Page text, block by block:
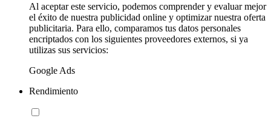
Al aceptar este servicio, podemos comprender y evaluar mejor
el éxito de nuestra publicidad online y optimizar nuestra oferta
publicitaria. Para ello, comparamos tus datos personales
encriptados con los siguientes proveedores externos, si ya
utilizas sus servicios:
Google Ads
Rendimiento